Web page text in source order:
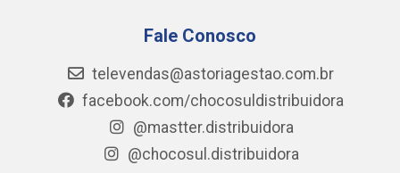
Fale Conosco
televendas@astoriagestao.com.br
facebook.com/chocosuldistribuidora
@mastter.distribuidora
@chocosul.distribuidora